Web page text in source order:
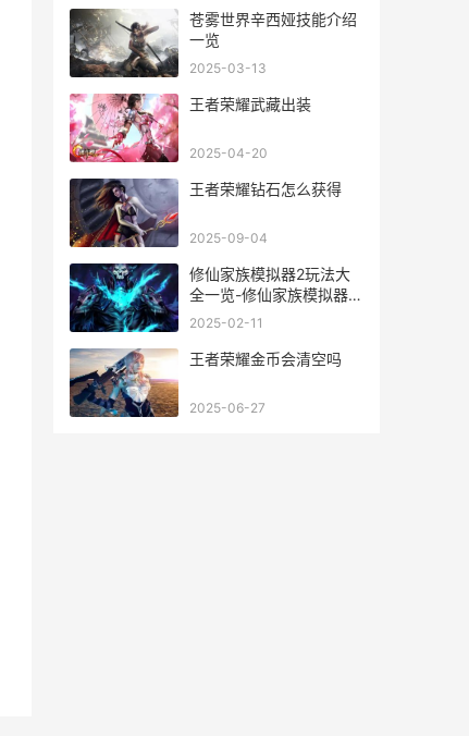
苍雾世界辛西娅技能介绍
一览
2025-03-13
王者荣耀武藏出装
2025-04-20
王者荣耀钻石怎么获得
2025-09-04
修仙家族模拟器2玩法大
全一览-修仙家族模拟器2
怎么玩 修仙家族模拟器
2025-02-11
王者荣耀金币会清空吗
2025-06-27